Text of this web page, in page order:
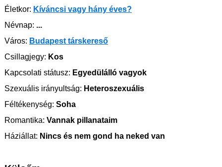
Életkor: Kíváncsi vagy hány éves?
Névnap: ...
Város: Budapest társkereső
Csillagjegy: Kos
Kapcsolati státusz: Egyedülálló vagyok
Szexuális irányultság: Heteroszexuális
Féltékenység: Soha
Romantika: Vannak pillanataim
Háziállat: Nincs és nem gond ha neked van